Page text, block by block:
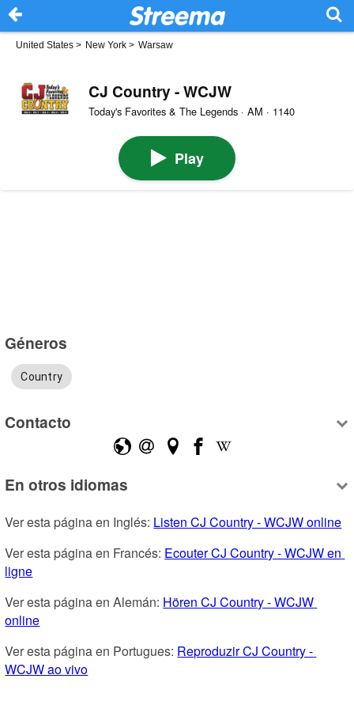
United States > New York > Warsaw
CJ Country - WCJW
Today's Favorites & The Legends · AM · 1140
Play
Géneros
Country
Contacto
En otros idiomas
Ver esta página en Inglés: Listen CJ Country - WCJW online
Ver esta página en Francés: Ecouter CJ Country - WCJW en
ligne
Ver esta página en Alemán: Hören CJ Country - WCJW
online
Ver esta página en Portugues: Reproduzir CJ Country -
WCJW ao vivo